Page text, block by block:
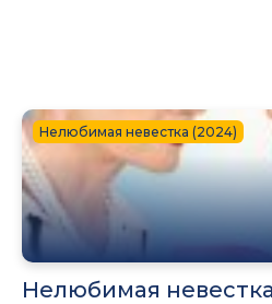
Нелюбимая невестка (2024)
Нелюбимая